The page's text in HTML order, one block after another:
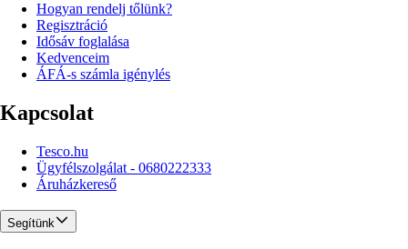
Hogyan rendelj tőlünk?
Regisztráció
Idősáv foglalása
Kedvenceim
ÁFÁ-s számla igénylés
Kapcsolat
Tesco.hu
Ügyfélszolgálat - 0680222333
Áruházkereső
Segítünk